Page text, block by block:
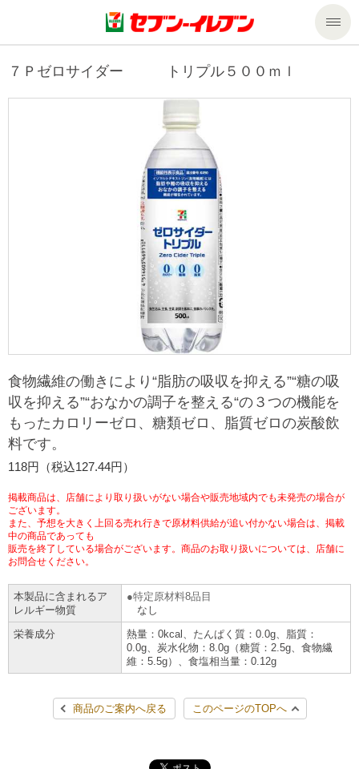
商品のご案内
食の安全・安心への取組み
ギフト
プリペイドカード・金券
ニンテンドー・ダウンロードカード
マルチコピー機でできること
マルチコピー機でできることトップ
コピー
プリント
スキャン
ファクス
チケット
プリペイドサービス
行政サービス
宅配便
切手・はがき・印紙
セブン銀行ATM
ご利用可能なお支払い方法
各種料金のお支払い
スマホプリペイド
レジでApple Accountにチャージ
チケットサービス
セブンチケット
チケットぴあ
イープラス
CNプレイガイド
JTB
セブン‐イレブンでお受取り
タワーレコード
セブンネットショッピング
停電時のサービス停止のお知らせ
企業理念
会社概要
貸借対照表・損益計算書
沿革
国内店舗数
売上高、店舗数推移
セブン‐イレブンの海外事業
データで見るセブン‐イレブン
セブン＆アイ・ホールディングスの重点課題
サステナビリティ活動基本方針
サステナビリティ推進体制
GREEN CHALLENGE 2050
4VISIONS
サステナビリティニュース
サステナビリティレポート
報告書ライブラリー
加盟店オーナー募集 物件募集・購入
お問い合わせ
Language
English (Corporate)
English (Services)
中文[繁體字](服務)
ภาษาไทย(บริการ)
７Ｐゼロサイダー トリプル５００ｍｌ
食物繊維の働きにより“脂肪の吸収を抑える”“糖の吸
収を抑える”“おなかの調子を整える“の３つの機能を
もったカロリーゼロ、糖類ゼロ、脂質ゼロの炭酸飲
料です。
118円（税込127.44円）
掲載商品は、店舗により取り扱いがない場合や販売地域内でも未発売の場合が
ございます。
また、予想を大きく上回る売れ行きで原材料供給が追い付かない場合は、掲載
中の商品であっても
販売を終了している場合がございます。商品のお取り扱いについては、店舗に
お問合せください。
本製品に含まれるア
レルギー物質
特定原材料8品目
なし
栄養成分
熱量：0kcal、たんぱく質：0.0g、脂質：
0.0g、炭水化物：8.0g（糖質：2.5g、食物繊
維：5.5g）、食塩相当量：0.12g
商品のご案内へ戻る このページのTOPへ